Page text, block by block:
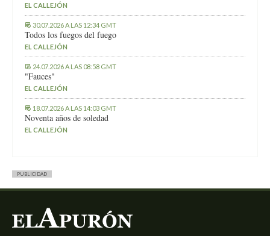
EL CALLEJÓN
30.07.2026 A LAS 12:34 GMT
Todos los fuegos del fuego
EL CALLEJÓN
24.07.2026 A LAS 08:58 GMT
"Fauces"
EL CALLEJÓN
18.07.2026 A LAS 14:03 GMT
Noventa años de soledad
EL CALLEJÓN
PUBLICIDAD